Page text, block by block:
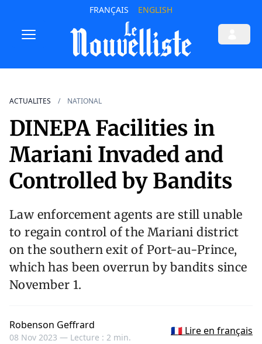
FRANÇAIS ENGLISH
ACTUALITES NATIONAL
DINEPA Facilities in
Mariani Invaded and
Controlled by Bandits
Law enforcement agents are still unable
to regain control of the Mariani district
on the southern exit of Port-au-Prince,
which has been overrun by bandits since
November 1.
Robenson Geffrard
08 Nov 2023 — Lecture : 2 min.
🇫🇷 Lire en français